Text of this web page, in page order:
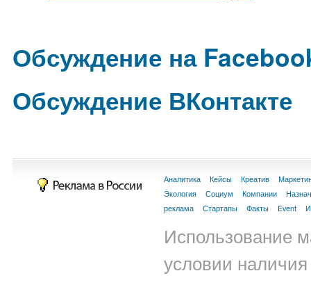
Обсуждение на
Обсуждение ВКонтакте
Аналитика Кейсы Креатив
Экология
Социум Компании
реклама
Стартапы Факты Event
Использование
условии